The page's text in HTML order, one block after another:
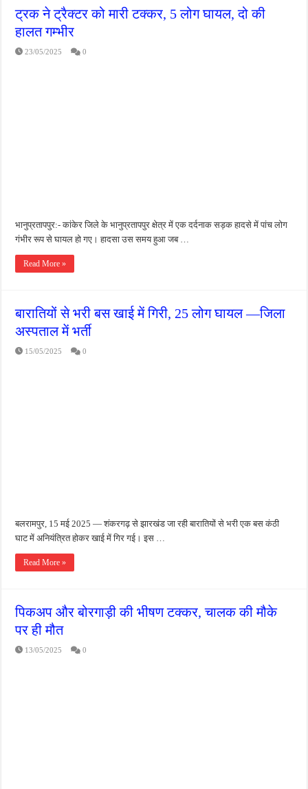
ट्रक ने ट्रैक्टर को मारी टक्कर, 5 लोग घायल, दो की
हालत गम्भीर
23/05/2025 0
भानुप्रतापपुर:- कांकेर जिले के भानुप्रतापपुर क्षेत्र में एक दर्दनाक सड़क हादसे में पांच लोग
गंभीर रूप से घायल हो गए। हादसा उस समय हुआ जब …
Read More »
बारातियों से भरी बस खाई में गिरी, 25 लोग घायल —जिला
अस्पताल में भर्ती
15/05/2025 0
बलरामपुर, 15 मई 2025 — शंकरगढ़ से झारखंड जा रही बारातियों से भरी एक बस कंठी
घाट में अनियंत्रित होकर खाई में गिर गई। इस …
Read More »
पिकअप और बोरगाड़ी की भीषण टक्कर, चालक की मौके
पर ही मौत
13/05/2025 0